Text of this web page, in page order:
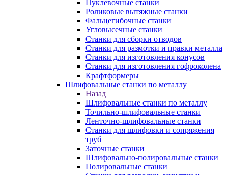
Пуклевочные станки
Роликовые вытяжные станки
Фальцегибочные станки
Угловысечные станки
Станки для сборки отводов
Станки для размотки и правки металла
Станки для изготовления конусов
Станки для изготовления гофроколена
Крафтформеры
Шлифовальные станки по металлу
Назад
Шлифовальные станки по металлу
Точильно-шлифовальные станки
Ленточно-шлифовальные станки
Станки для шлифовки и сопряжения
труб
Заточные станки
Шлифовально-полировальные станки
Полировальные станки